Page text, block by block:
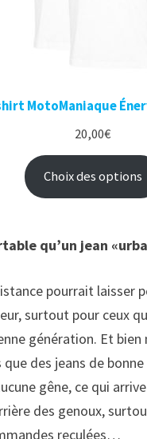
MotoManiaque
20,00€
Choix des options
qu’un jean
pourrait laisser
surtout pour ceux
génération. Et
des jeans de
gêne, ce qui
des genoux,
reculées…